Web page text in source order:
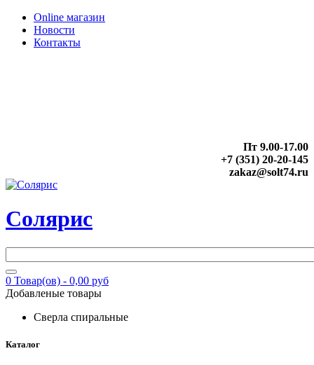
Online магазин
Новости
Контакты
Пт 9.00-17.00
+7 (351) 20-20-145
zakaz@solt74.ru
Солярис
0 Товар(ов) - 0,00 руб
Добавленые товары
Сверла спиральные
Каталог